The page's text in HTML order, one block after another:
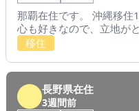
那覇在住です。 沖縄移
心も好きなので、立地が
移住
長野県在住
3週間前